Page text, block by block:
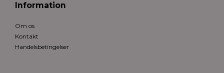
Information
Om os
Kontakt
Handelsbetingelser